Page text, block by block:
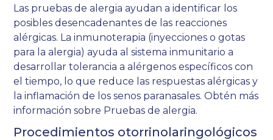
Las pruebas de alergia ayudan a identificar los
posibles desencadenantes de las reacciones
alérgicas. La inmunoterapia (inyecciones o gotas
para la alergia) ayuda al sistema inmunitario a
desarrollar tolerancia a alérgenos específicos con
el tiempo, lo que reduce las respuestas alérgicas y
la inflamación de los senos paranasales. Obtén más
información sobre Pruebas de alergia.
Procedimientos otorrinolaringológicos